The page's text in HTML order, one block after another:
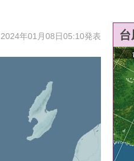
2024年01月08日05:10発表